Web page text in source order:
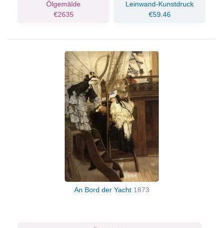
Ölgemälde
€2635
Leinwand-Kunstdruck
€59.46
An Bord der Yacht 1873